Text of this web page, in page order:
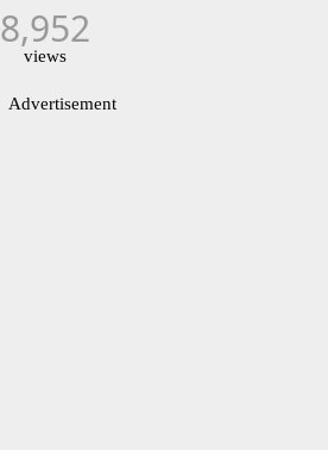
8,952
views
Advertisement